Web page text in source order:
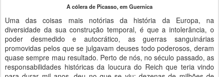
A cólera de Picasso, em Guernica
Uma das coisas mais notórias da história da Europa, na
diversidade da sua construção temporal, é que a intolerância, o
poder desmedido e autocrático, as guerras sanguinárias
promovidas pelos que se julgavam deuses todo poderosos, deram
quase sempre mau resultado. Perto de nós, no século passado, as
responsabilidades históricas da loucura do Reich que teria vindo